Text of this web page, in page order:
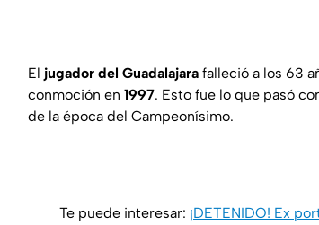
El jugador del Guadalajara falleció a los 63
conmoción en 1997. Esto fue lo que pasó
de la época del Campeonísimo.
Te puede interesar: ¡DETENIDO! Ex